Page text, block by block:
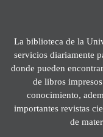
La biblioteca de la
servicios diariamente
donde pueden
de libros
conocimiento,
importantes revistas
de